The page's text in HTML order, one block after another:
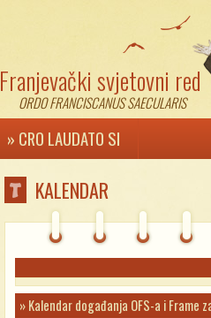
Franjevački svjetovni red
ORDO FRANCISCANUS SAECULARIS
» CRO LAUDATO SI
KALENDAR
» Kalendar događanja OFS-a i Frame